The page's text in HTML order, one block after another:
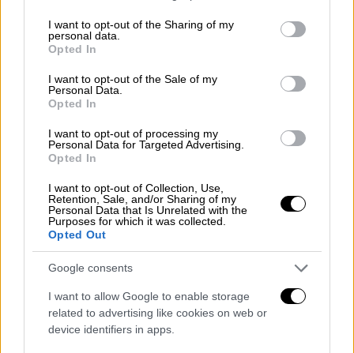
not limited to your visit or usage behaviour. You may click to
grant or deny consent to Google and its third-party tags to
use your data for below specified purposes in below Google
consent section.
I want to opt-out of the Sharing of my
personal data.
Opted In
I want to opt-out of the Sale of my
Personal Data.
Opted In
I want to opt-out of processing my
Personal Data for Targeted Advertising.
Opted In
I want to opt-out of Collection, Use,
Retention, Sale, and/or Sharing of my
Personal Data that Is Unrelated with the
Purposes for which it was collected.
Opted Out
Google consents
I want to allow Google to enable storage
related to advertising like cookies on web or
device identifiers in apps.
Η περίπτωση χαρακτηρίζεται ως ιδιαίτερης
ιατρικήςβαρύτητας
έχει σχεδόν καθόλουπιθανότητες
επιβίωσης.
Κατά την άφιξη του παιδιού στο νοσοκομείο,
διαπιστώθηκαν τα εξής:
Κωματώδης κατάσταση
Σε στάση απεγκεφαλισμού
Μυδρίαση
Καμία αντίδραση σε φωτεινά
ερεθίσματα
Ταχυπνοϊκό
Με εμφανείς μώλωπες και άλλες